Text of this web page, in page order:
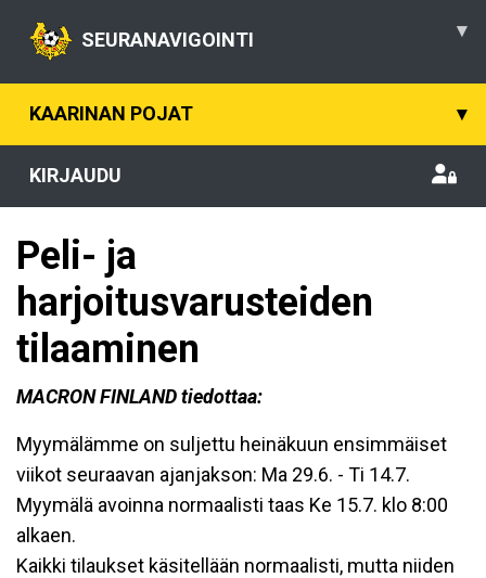
SEURANAVIGOINTI ▾
KAARINAN POJAT ▾
KIRJAUDU
Peli- ja
harjoitusvarusteiden
tilaaminen
MACRON FINLAND tiedottaa:
Myymälämme on suljettu heinäkuun ensimmäiset
viikot seuraavan ajanjakson: Ma 29.6. - Ti 14.7.
Myymälä avoinna normaalisti taas Ke 15.7. klo 8:00
alkaen.
Kaikki tilaukset käsitellään normaalisti, mutta niiden